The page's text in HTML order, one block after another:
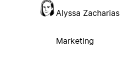
Alyssa Zacharias
Marketing